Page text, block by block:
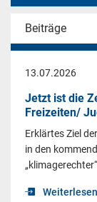
Beiträge
13.07.2026
Jetzt ist die
Freizeiten/
Erklärtes Ziel
in den